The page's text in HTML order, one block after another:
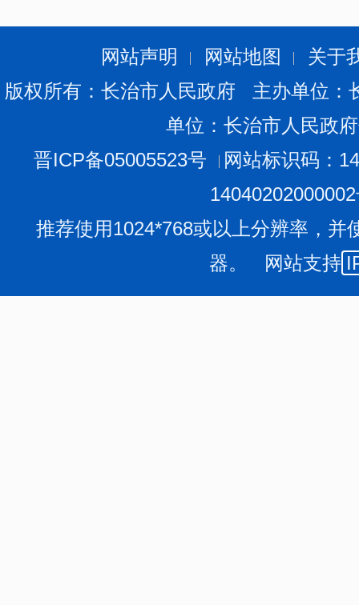
网站声明 网站地图
关于
版权所有：长治市人民政府 主办单位
单位：长治市人民政
晋ICP备05005523号
网站标识码：
推荐使用1024*768或以上分辨率，并
器。 网站支持